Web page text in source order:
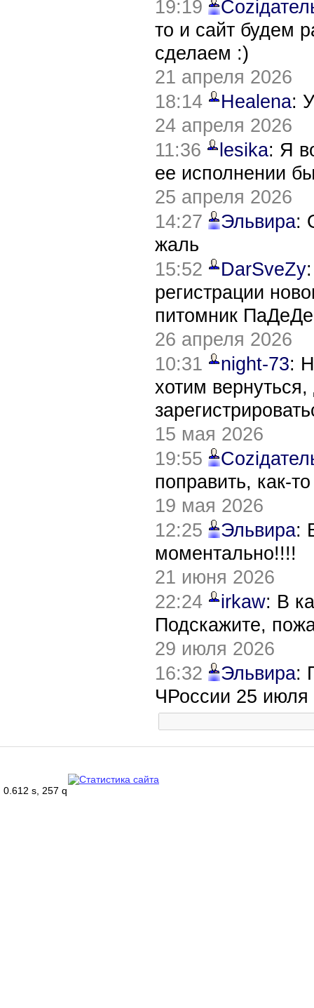
19:19
то и сайт будем
сделаем :)
21 апреля 2026
18:14
Healena:
24 апреля 2026
11:36
lesika: Я
ее исполнении
25 апреля 2026
14:27
Эльвира:
жаль
15:52
DarSveZy
регистрации
питомник
26 апреля 2026
10:31
night-73:
хотим
15 мая 2026
19:55
поправить, как-
19 мая 2026
12:25
Эльвира:
моментально!!!!
21 июня 2026
22:24
irkaw: В
Подскажите,
29 июля 2026
16:32
Эльвира:
ЧРоссии 25 июля
0.612 s, 257 q